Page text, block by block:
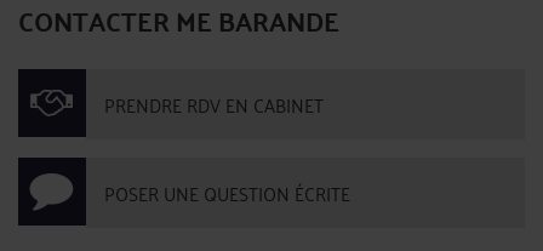
CONTACTER ME BARANDE
PRENDRE RDV EN CABINET
POSER UNE QUESTION ÉCRITE